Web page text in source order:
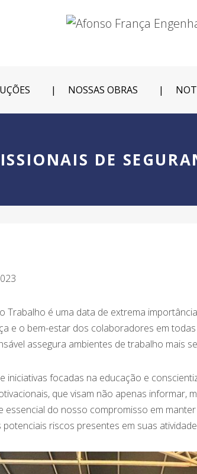
NOSSAS OBRAS
DE
Trabalho é uma data de extrema
e o bem-estar dos colaboradores em
assegura ambientes de trabalho mais
iniciativas focadas na educação e
que visam não apenas informar,
essencial do nosso compromisso em
riscos presentes em suas